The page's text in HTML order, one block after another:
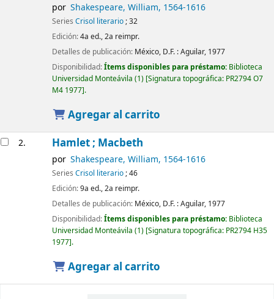
por Shakespeare, William, 1564-1616
Series Crisol literario; 32
Edición:4a ed., 2a reimpr.
Detalles de publicación: México, D.F. :Aguilar, 1977
Disponibilidad:Ítems disponibles para préstamo: Biblioteca
Universidad Monteávila (1) Signatura topográfica: PR2794 O7
M4 1977 .
Agregar al carrito
2. Hamlet ; Macbeth
por Shakespeare, William, 1564-1616
Series Crisol literario; 46
Edición:9a ed., 2a reimpr.
Detalles de publicación: México, D.F. :Aguilar, 1977
Disponibilidad:Ítems disponibles para préstamo: Biblioteca
Universidad Monteávila (1) Signatura topográfica: PR2794 H35
1977 .
Agregar al carrito